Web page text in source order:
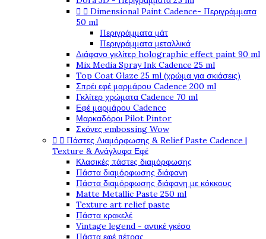
  Dimensional Paint Cadence- Περιγράμματα
50 ml
Περιγράμματα μάτ
Περιγράμματα μεταλλικά
Διάφανο γκλίτερ holographic effect paint 90 ml
Mix Media Spray Ink Cadence 25 ml
Top Coat Glaze 25 ml (χρώμα για σκιάσεις)
Σπρέι εφέ μαρμάρου Cadence 200 ml
Γκλίτερ χρώματα Cadence 70 ml
Εφέ μαρμάρου Cadence
Μαρκαδόροι Pilot Pintor
Σκόνες embossing Wow
  Πάστες Διαμόρφωσης & Relief Paste Cadence |
Texture & Ανάγλυφα Εφέ
Κλασικές πάστες διαμόρφωσης
Πάστα διαμόρφωσης διάφανη
Πάστα διαμόρφωσης διάφανη με κόκκους
Matte Metallic Paste 250 ml
Texture art relief paste
Πάστα κρακελέ
Vintage legend - αντικέ γκέσο
Πάστα εφέ πέτρας